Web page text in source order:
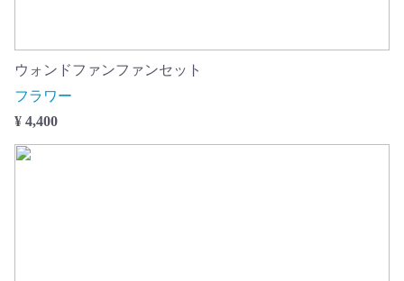
ウォンドファンファンセット
フラワー
¥ 4,400